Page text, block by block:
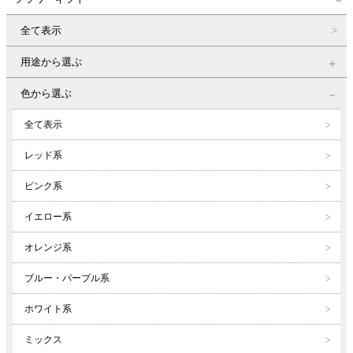
全て表示
用途から選ぶ
色から選ぶ
全て表示
レッド系
ピンク系
イエロー系
オレンジ系
ブルー・パープル系
ホワイト系
ミックス